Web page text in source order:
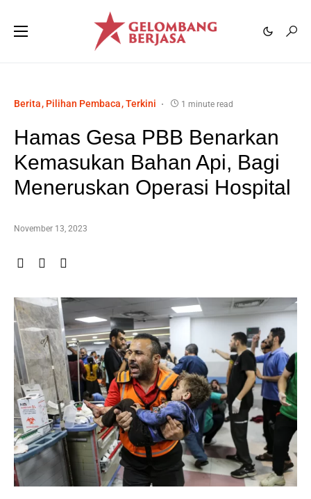
Berita Pilihan Pembaca Terkini 1 minute read
Hamas Gesa PBB Benarkan
Kemasukan Bahan Api, Bagi
Meneruskan Operasi Hospital
November 13, 2023